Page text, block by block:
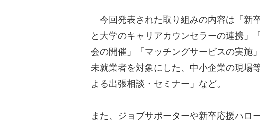
今回発表された取り組みの内容は「新
と大学のキャリアカウンセラーの連携」
会の開催」「マッチングサービスの実施
未就業者を対象にした、中小企業の現場
よる出張相談・セミナー」など。
また、ジョブサポーターや新卒応援ハロ